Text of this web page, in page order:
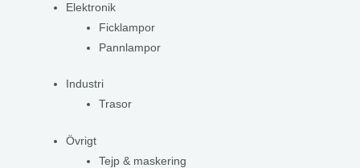
Elektronik
Ficklampor
Pannlampor
Industri
Trasor
Övrigt
Tejp & maskering